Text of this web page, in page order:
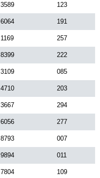
3589 123
6064 191
1169 257
8399 222
3109 085
4710 203
3667 294
6056 277
8793 007
9894 011
7804 109